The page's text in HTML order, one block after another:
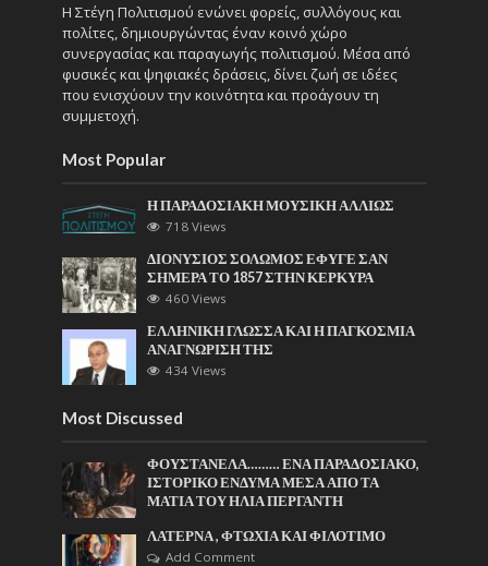
Η Στέγη Πολιτισμού ενώνει φορείς, συλλόγους και
πολίτες, δημιουργώντας έναν κοινό χώρο
συνεργασίας και παραγωγής πολιτισμού. Μέσα από
φυσικές και ψηφιακές δράσεις, δίνει ζωή σε ιδέες
που ενισχύουν την κοινότητα και προάγουν τη
συμμετοχή.
Most Popular
Η ΠΑΡΑΔΟΣΙΑΚΗ ΜΟΥΣΙΚΗ ΑΛΛΙΩΣ
718 Views
ΔΙΟΝΥΣΙΟΣ ΣΟΛΩΜΟΣ ΕΦΥΓΕ ΣΑΝ
ΣΗΜΕΡΑ ΤΟ 1857 ΣΤΗΝ ΚΕΡΚΥΡΑ
460 Views
ΕΛΛΗΝΙΚΗ ΓΛΩΣΣΑ ΚΑΙ Η ΠΑΓΚΟΣΜΙΑ
ΑΝΑΓΝΩΡΙΣΗ ΤΗΣ
434 Views
Most Discussed
ΦΟΥΣΤΑΝΕΛΑ……… ΕΝΑ ΠΑΡΑΔΟΣΙΑΚΟ,
ΙΣΤΟΡΙΚΟ ΕΝΔΥΜΑ ΜΕΣΑ ΑΠΟ ΤΑ
ΜΑΤΙΑ ΤΟΥ ΗΛΙΑ ΠΕΡΓΑΝΤΗ
ΛΑΤΕΡΝΑ , ΦΤΩΧΙΑ ΚΑΙ ΦΙΛΟΤΙΜΟ
Add Comment